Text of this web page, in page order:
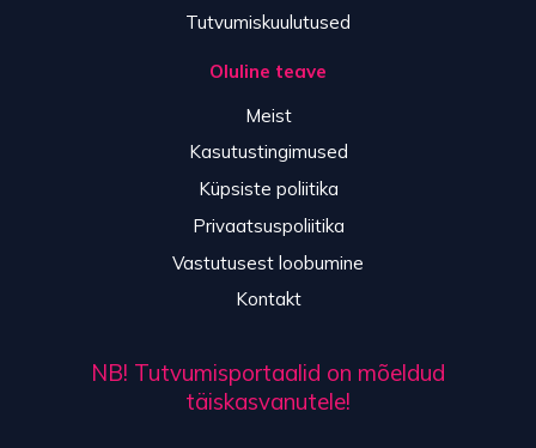
Tutvumiskuulutused
Oluline teave
Meist
Kasutustingimused
Küpsiste poliitika
Privaatsuspoliitika
Vastutusest loobumine
Kontakt
NB! Tutvumisportaalid on mõeldud
täiskasvanutele!